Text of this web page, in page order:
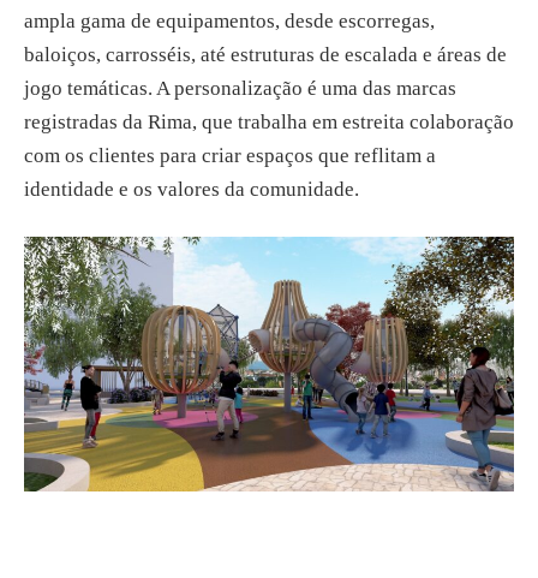
ampla gama de equipamentos, desde escorregas,
baloiços, carrosséis, até estruturas de escalada e áreas de
jogo temáticas. A personalização é uma das marcas
registradas da Rima, que trabalha em estreita colaboração
com os clientes para criar espaços que reflitam a
identidade e os valores da comunidade.